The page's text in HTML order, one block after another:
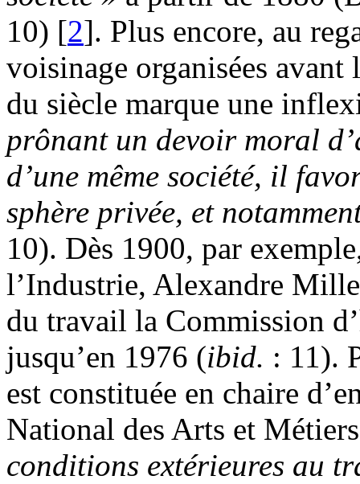
10) [2]. Plus encore, au
voisinage organisées
du siècle marque une
prônant un devoir moral
d’une même société, il
sphère privée, et
10). Dès 1900, par
l’Industrie, Alexandre
du travail la Commission
jusqu’en 1976 (ibid. : 11).
est constituée en chaire
National des Arts et
conditions extérieures au